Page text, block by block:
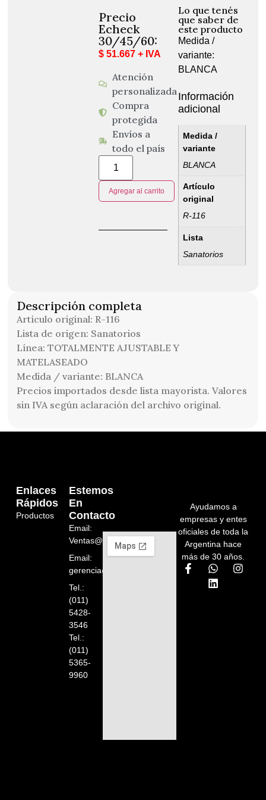
Precio
Echeck
30/45/60:
$ 51.667 + IVA
Atención
personalizada
Compra
protegida
Envíos a
todo el país
Agregar al carrito
Lo que tenés
que saber de
este producto
Medida /
variante:
BLANCA
Información
adicional
Medida /
variante
BLANCA
Artículo
original
R-116
Lista
Sanatorios
Descripción completa
Artículo original: R-116
Lista de origen: Sanatorios
Línea: TOTALMENTE AJUSTABLE Y
MATELASEADO
Medida / variante: BLANCA
Precios importados desde lista mayorista. Valores
sin IVA según aclaración del archivo original.
Ayudamos a
empresas y entes
oficiales de toda la
Argentina hace
más de 30 años.
Enlaces
Rápidos
Productos
Estemos
En
Contacto
Email:
Ventas@orelion.com.ar
Email:
gerencia@orelion.com.ar
Tel.:
(011)
5428-
3546
Tel.:
(011)
5365-
9960